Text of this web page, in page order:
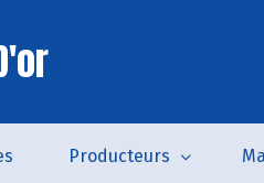
Producteurs